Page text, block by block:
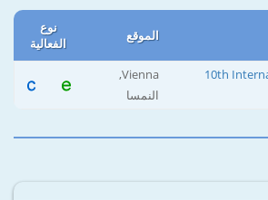
الموقع
نوع
الفعالية
10th
Vienna,
النمسا